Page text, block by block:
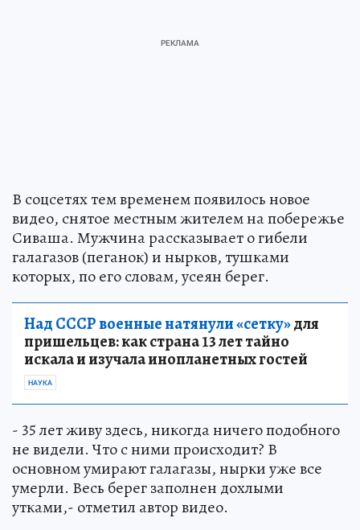
В соцсетях тем временем появилось новое
видео, снятое местным жителем на побережье
Сиваша. Мужчина рассказывает о гибели
галагазов (пеганок) и нырков, тушками
которых, по его словам, усеян берег.
Над СССР военные натянули «сетку»для
пришельцев: как страна 13 лет тайно
искала и изучала инопланетных гостей
НАУКА
- 35 лет живу здесь, никогда ничего подобного
не видели. Что с ними происходит? В
основном умирают галагазы, нырки уже все
умерли. Весь берег заполнен дохлыми
утками,- отметил автор видео.